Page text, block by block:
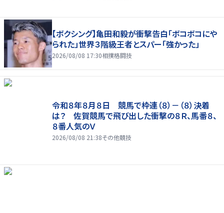
【ボクシング】亀田和毅が衝撃告白「ボコボコにや
られた」世界３階級王者とスパー「強かった」
2026/08/08 17:30相撲格闘技
令和８年８月８日 競馬で枠連（８）－（８）決着
は？ 佐賀競馬で飛び出した衝撃の８Ｒ、馬番８、
８番人気のＶ
2026/08/08 21:38その他競技